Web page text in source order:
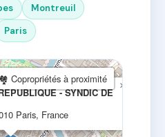
Montreuil
Paris
- SYNDIC DE
Paris, France
×
Copropriétés à proximité